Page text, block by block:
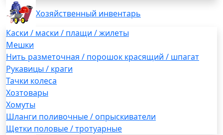
Хозяйственный инвентарь
Каски / маски / плащи / жилеты
Мешки
Нить разметочная / порошок красящий / шпагат
Рукавицы / краги
Тачки колеса
Хозтовары
Хомуты
Шланги поливочные / опрыскиватели
Щетки половые / тротуарные